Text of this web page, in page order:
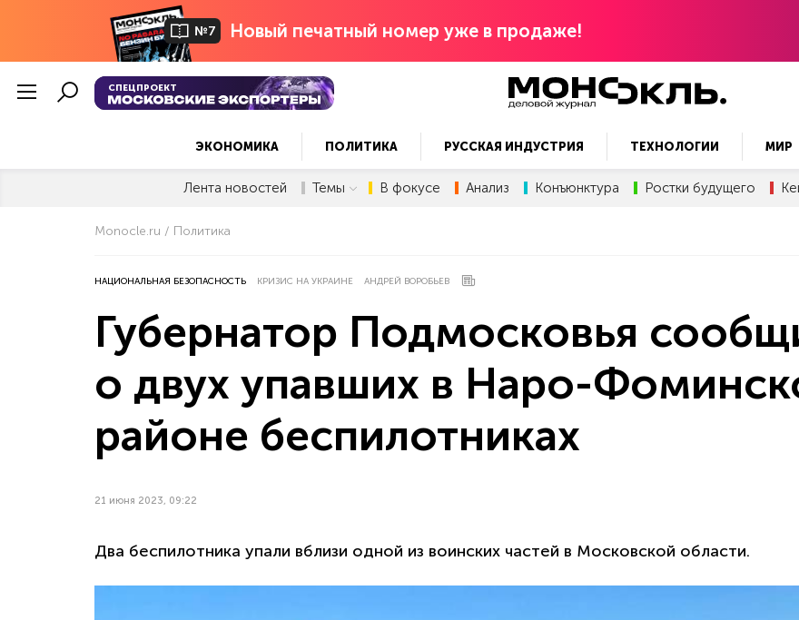
№7 Новый печатный номер уже в продаже!
СПЕЦПРОЕКТ
ЭКОНОМИКА ПОЛИТИКА РУССКАЯ ИНДУСТРИЯ ТЕХНОЛОГИИ МИР
Лента новостей Темы В фокусе Анализ Конъюнктура Ростки будущего
Monocle.ru Политика
НАЦИОНАЛЬНАЯ БЕЗОПАСНОСТЬ КРИЗИС НА УКРАИНЕ АНДРЕЙ ВОРОБЬЕВ
Губернатор Подмосковья
о двух упавших в Наро-
районе беспилотниках
21 июня 2023, 09:22
Два беспилотника упали вблизи одной из воинских частей в Московской области.